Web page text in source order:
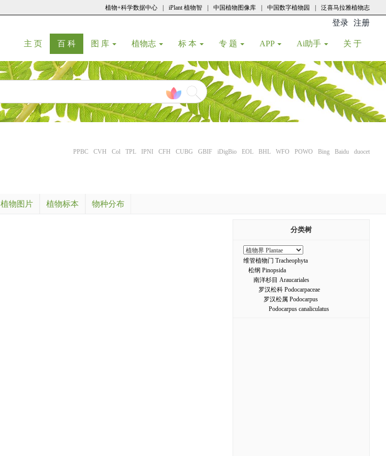
植物+科学数据中心 iPlant 植物智 中国植物图像库 中国数字植物园 泛喜马拉雅植物志
登录 注册
主 页(current)
百 科(current)
图 库 植物志 标 本 专 题 APP Ai助手 关 于
PPBC CVH Col TPL IPNI CFH CUBG GBIF iDigBio EOL BHL WFO POWO Bing Baidu duocet
植物图片 植物标本 物种分布
分类树
维管植物门 Tracheophyta
松纲 Pinopsida
南洋杉目 Araucariales
罗汉松科 Podocarpaceae
罗汉松属 Podocarpus
Podocarpus canaliculatus